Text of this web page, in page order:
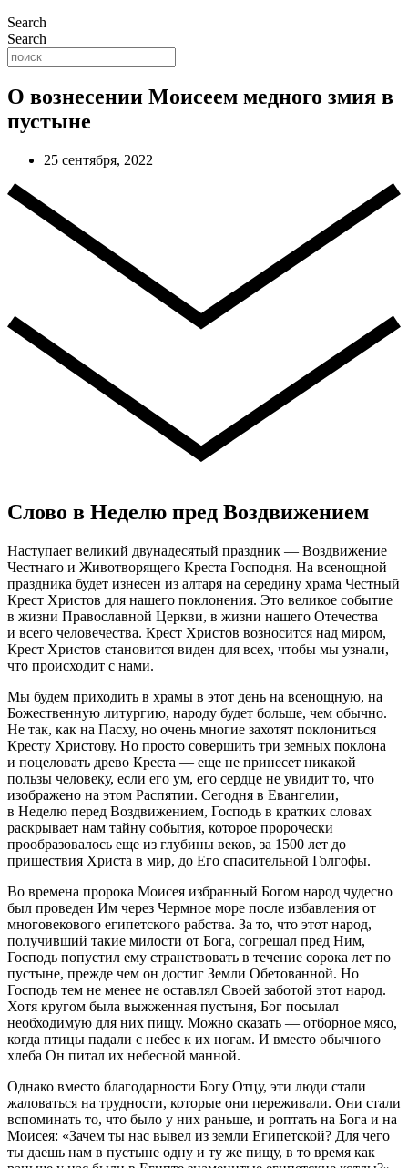
Search
Search
О вознесении Моисеем медного змия в
пустыне
25 сентября, 2022
Слово в Неделю пред Воздвижением
Наступает великий двунадесятый праздник — Воздвижение
Честнаго и Животворящего Креста Господня. На всенощной
праздника будет изнесен из алтаря на середину храма Честный
Крест Христов для нашего поклонения. Это великое событие
в жизни Православной Церкви, в жизни нашего Отечества
и всего человечества. Крест Христов возносится над миром,
Крест Христов становится виден для всех, чтобы мы узнали,
что происходит с нами.
Мы будем приходить в храмы в этот день на всенощную, на
Божественную литургию, народу будет больше, чем обычно.
Не так, как на Пасху, но очень многие захотят поклониться
Кресту Христову. Но просто совершить три земных поклона
и поцеловать древо Креста — еще не принесет никакой
пользы человеку, если его ум, его сердце не увидит то, что
изображено на этом Распятии. Сегодня в Евангелии,
в Неделю перед Воздвижением, Господь в кратких словах
раскрывает нам тайну события, которое пророчески
прообразовалось еще из глубины веков, за 1500 лет до
пришествия Христа в мир, до Его спасительной Голгофы.
Во времена пророка Моисея избранный Богом народ чудесно
был проведен Им через Чермное море после избавления от
многовекового египетского рабства. За то, что этот народ,
получивший такие милости от Бога, согрешал пред Ним,
Господь попустил ему странствовать в течение сорока лет по
пустыне, прежде чем он достиг Земли Обетованной. Но
Господь тем не менее не оставлял Своей заботой этот народ.
Хотя кругом была выжженная пустыня, Бог посылал
необходимую для них пищу. Можно сказать — отборное мясо,
когда птицы падали с небес к их ногам. И вместо обычного
хлеба Он питал их небесной манной.
Однако вместо благодарности Богу Отцу, эти люди стали
жаловаться на трудности, которые они переживали. Они стали
вспоминать то, что было у них раньше, и роптать на Бога и на
Моисея: «Зачем ты нас вывел из земли Египетской? Для чего
ты даешь нам в пустыне одну и ту же пищу, в то время как